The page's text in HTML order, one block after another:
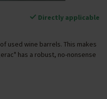
Directly applicable
used wine barrels. This makes
has a robust, no-nonsense